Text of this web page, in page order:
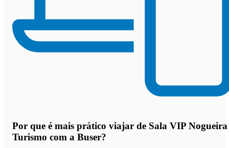
Por que é mais prático viajar de Sala VIP Nogueira
Turismo com a Buser?